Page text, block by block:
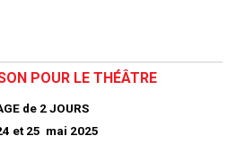
POUR LE THÉÂTRE
de 2JOURS
et 25 mai 2025